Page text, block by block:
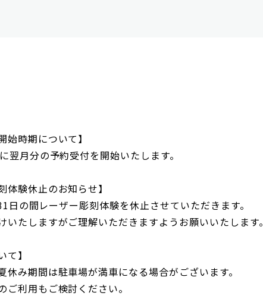
始時期について】
翌月分の予約受付を開始いたします。
体験休止のお知らせ】
日の間レーザー彫刻体験を休止させていただきます。
いたしますがご理解いただきますようお願いいたします。
て】
休み期間は駐車場が満車になる場合がございます。
ご利用もご検討ください。